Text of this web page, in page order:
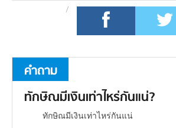
คำถาม
ทักษิณมีเงินเท่าไหร่กันแน่?
ทักษิณมีเงินเท่าไหร่กันแน่